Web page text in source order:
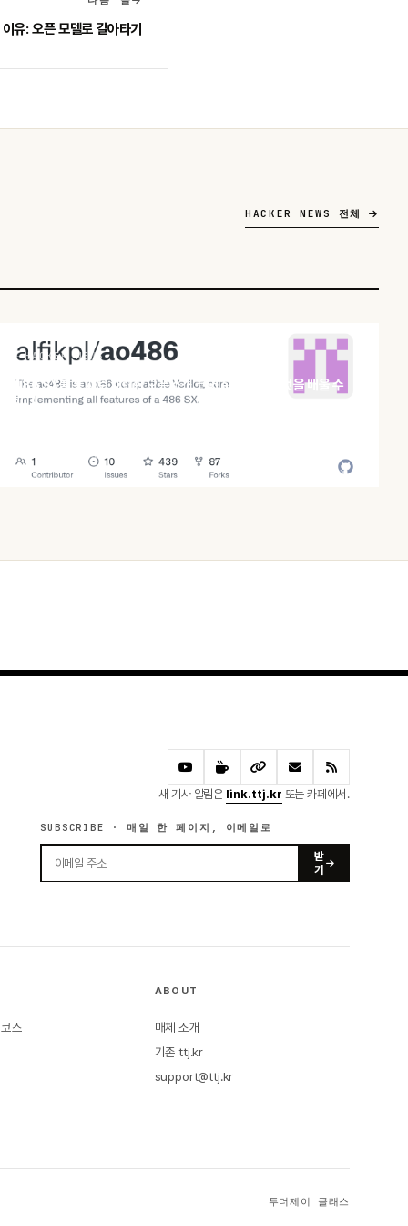
유: 오픈 모델로 갈아타기
HACKER NEWS 전체
HACKER NEWS
486 SX를 통째로 재현한 오픈소스 코어 ao486, 무엇을 배울 수
있나
오늘 · 59 READS
새 기사 알림은 link.ttj.kr 또는 카페에서.
SUBSCRIBE · 매일 한 페이지, 이메일로
받
기
스
ABOUT
매체 소개
기존 ttj.kr
support@ttj.kr
투더제이 클래스